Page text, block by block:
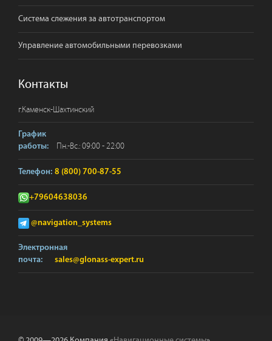
Система слежения за автотранспортом
Управление автомобильными перевозками
Контакты
г.Каменск-Шахтинский
График
работы:
Пн.-Вс.: 09:00 - 22:00
Телефон: 8 (800) 700-87-55
+79604638036
@navigation_systems
Электронная
почта:
sales@glonass-expert.ru